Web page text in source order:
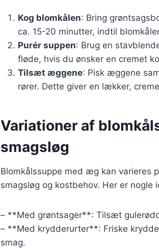
Kog blomkålen: Bring
ca. 15-20 minutter, indtil
Purér suppen: Brug en
fløde, hvis du ønsker en cremet
Tilsæt æggene: Pisk æggene
rører. Dette giver en lækker,
Variationer af
smagsløg
Blomkålssuppe med æg kan varieres
smagsløg og kostbehov. Her er
– **Med grøntsager**: Tilsæt
– **Med krydderurter**: Friske
smag.